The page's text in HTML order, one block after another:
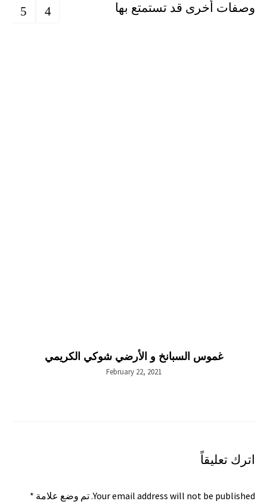
وصفات أخرى قد تستمتع بها
غموس السبانخ و الأرضي شوكي الكريمي
February 22, 2021
اترك تعليقاً
Your email address will not be published. تم وضع علامة *